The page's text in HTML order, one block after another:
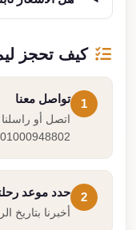
كيف تحجز
1
تواصل معنا
اتصل أو راسلنا
01000948802.
2
حدد موعد
أخبرنا بتاريخ